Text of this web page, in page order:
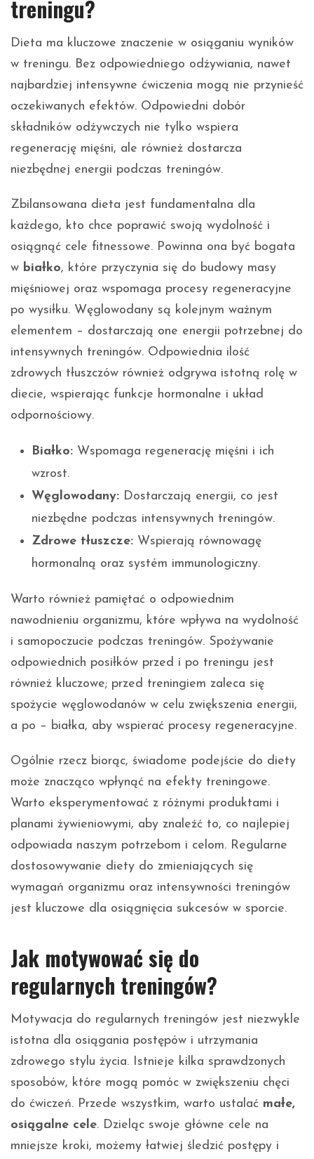
treningu?
Dieta ma kluczowe znaczenie w osiąganiu wyników
w treningu. Bez odpowiedniego odżywiania, nawet
najbardziej intensywne ćwiczenia mogą nie przynieść
oczekiwanych efektów. Odpowiedni dobór
składników odżywczych nie tylko wspiera
regenerację mięśni, ale również dostarcza
niezbędnej energii podczas treningów.
Zbilansowana dieta jest fundamentalna dla
każdego, kto chce poprawić swoją wydolność i
osiągnąć cele fitnessowe. Powinna ona być bogata
w białko, które przyczynia się do budowy masy
mięśniowej oraz wspomaga procesy regeneracyjne
po wysiłku. Węglowodany są kolejnym ważnym
elementem – dostarczają one energii potrzebnej do
intensywnych treningów. Odpowiednia ilość
zdrowych tłuszczów również odgrywa istotną rolę w
diecie, wspierając funkcje hormonalne i układ
odpornościowy.
Białko: Wspomaga regenerację mięśni i ich
wzrost.
Węglowodany: Dostarczają energii, co jest
niezbędne podczas intensywnych treningów.
Zdrowe tłuszcze: Wspierają równowagę
hormonalną oraz systém immunologiczny.
Warto również pamiętać o odpowiednim
nawodnieniu organizmu, które wpływa na wydolność
i samopoczucie podczas treningów. Spożywanie
odpowiednich posiłków przed i po treningu jest
również kluczowe; przed treningiem zaleca się
spożycie węglowodanów w celu zwiększenia energii,
a po – białka, aby wspierać procesy regeneracyjne.
Ogólnie rzecz biorąc, świadome podejście do diety
może znacząco wpłynąć na efekty treningowe.
Warto eksperymentować z różnymi produktami i
planami żywieniowymi, aby znaleźć to, co najlepiej
odpowiada naszym potrzebom i celom. Regularne
dostosowywanie diety do zmieniających się
wymagań organizmu oraz intensywności treningów
jest kluczowe dla osiągnięcia sukcesów w sporcie.
Jak motywować się do
regularnych treningów?
Motywacja do regularnych treningów jest niezwykle
istotna dla osiągania postępów i utrzymania
zdrowego stylu życia. Istnieje kilka sprawdzonych
sposobów, które mogą pomóc w zwiększeniu chęci
do ćwiczeń. Przede wszystkim, warto ustalać małe,
osiągalne cele. Dzieląc swoje główne cele na
mniejsze kroki, możemy łatwiej śledzić postępy i